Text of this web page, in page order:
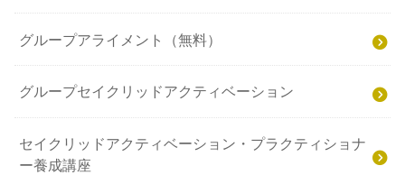
グループアライメント（無料）
グループセイクリッドアクティベーション
セイクリッドアクティベーション・プラクティショナ
ー養成講座